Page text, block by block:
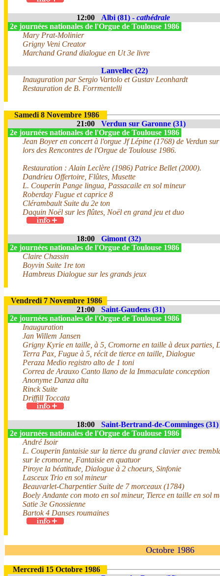
12:00 Albi (81) - cathédrale
2e journées nationales de l'Orgue de Toulouse 1986
Mary Prat-Molinier
Grigny Veni Creator
Marchand Grand dialogue en Ut 3e livre
Lanvellec (22)
Inauguration par Sergio Vartolo et Gustav Leonhardt
Restauration de B. Forrmentelli
Samedi 8 Novembre 1986
21:00
Verdun sur Garonne (31)
2e journées nationales de l'Orgue de Toulouse 1986
Jean Boyer en concert à l'orgue Jf Lépine (1768) de Verdun
lors des Rencontres de l'Orgue de Toulouse 1986.
Restauration : Alain Leclère (1986) Patrice Bellet (2000).
Dandrieu Offertoire, Flûtes, Musette
L. Couperin Pange lingua, Passacaile en sol mineur
Roberday Fugue et caprice 8
Clérambault Suite du 2e ton
Daquin Noël sur les flûtes, Noël en grand jeu et duo
18:00
Gimont (32)
2e journées nationales de l'Orgue de Toulouse 1986
Claire Chassin
Boyvin Suite 1re ton
Hambreus Dialogue sur les grands jeux
Vendredi 7 Novembre 1986
21:00
Saint-Gaudens (31)
2e journées nationales de l'Orgue de Toulouse 1986
Inauguration
Jan Willem Jansen
Grigny Kyrie en taille, à 5, Cromorne en taille à deux parties,
Terra Pax, Fugue à 5, récit de tierce en taille, Dialogue
Peraza Medio registro alto de 1 toni
Correa de Arauxo Canto llano de la Immaculate conception
Anonyme Danza alta
Rinck Suite
Driffill Toccata
18:00
Saint-Bertrand-de-Comminges (31)
2e journées nationales de l'Orgue de Toulouse 1986
André Isoir
L. Couperin fantaisie sur la tierce du grand clavier avec
sur le cromorne, Fantaisie en quatuor
Piroye la béatitude, Dialogue à 2 choeurs, Sinfonie
Lasceux Trio en sol mineur
Beauvarlet-Charpentier Suite de 7 morceaux (1784)
Boely Andante con moto en sol mineur, Tierce en taille en sol
Satie 3e Gnossienne
Bartok 4 Danses roumaines
Octobre 1986
Mercredi 15 Octobre 1986